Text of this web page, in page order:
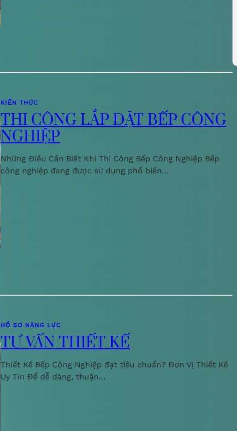
KIẾN THỨC
THI CÔNG LẮP ĐẶT BẾP CÔNG
NGHIỆP
Những Điều Cần Biết Khi Thi Công Bếp Công Nghiệp Bếp
công nghiệp đang được sử dụng phổ biến…
HỒ SƠ NĂNG LỰC
TƯ VẤN THIẾT KẾ
Thiết Kế Bếp Công Nghiệp đạt tiêu chuẩn? Đơn Vị Thiết Kế
Uy Tín Để dễ dàng, thuận…